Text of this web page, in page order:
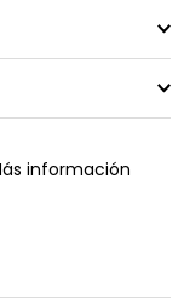
información